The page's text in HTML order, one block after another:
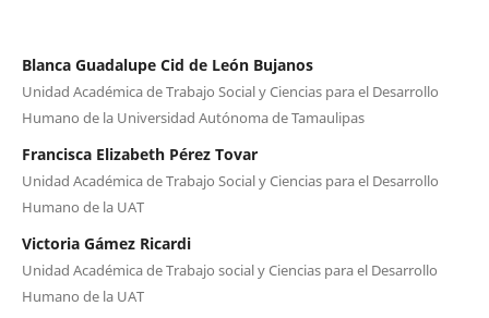
Blanca Guadalupe Cid de León Bujanos
Unidad Académica de Trabajo Social y Ciencias para el Desarrollo
Humano de la Universidad Autónoma de Tamaulipas
Francisca Elizabeth Pérez Tovar
Unidad Académica de Trabajo Social y Ciencias para el Desarrollo
Humano de la UAT
Victoria Gámez Ricardi
Unidad Académica de Trabajo social y Ciencias para el Desarrollo
Humano de la UAT